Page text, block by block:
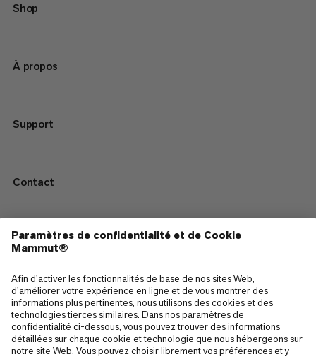
Shop
À propos
Support
Contact
—
Sitemap